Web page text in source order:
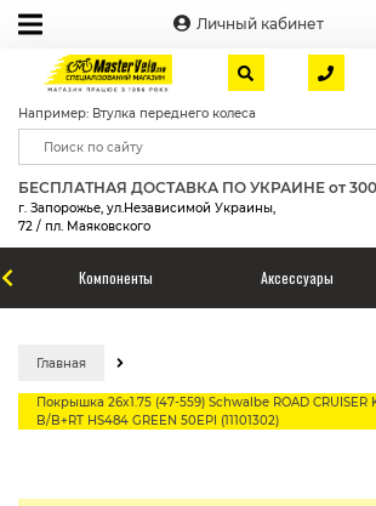
Личный кабинет
Например: Втулка переднего колеса
БЕСПЛАТНАЯ ДОСТАВКА ПО УКРАИНЕ от
г. Запорожье, ул.Независимой Украины,
72 / пл. Маяковского
Компоненты Аксессуары
Главная
Покрышка 26x1.75 (47-559) Schwalbe ROAD
B/B+RT HS484 GREEN 50EPI (11101302)